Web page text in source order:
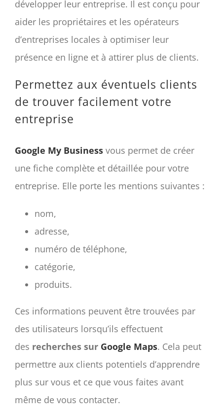
développer leur entreprise. Il est conçu pour
aider les propriétaires et les opérateurs
d’entreprises locales à optimiser leur
présence en ligne et à attirer plus de clients.
Permettez aux éventuels clients
de trouver facilement votre
entreprise
Google My Businessvous permet de créer
une fiche complète et détaillée pour votre
entreprise. Elle porte les mentions suivantes :
nom,
adresse,
numéro de téléphone,
catégorie,
produits.
Ces informations peuvent être trouvées par
des utilisateurs lorsqu’ils effectuent
des recherches sur Google Maps. Cela peut
permettre aux clients potentiels d’apprendre
plus sur vous et ce que vous faites avant
même de vous contacter.